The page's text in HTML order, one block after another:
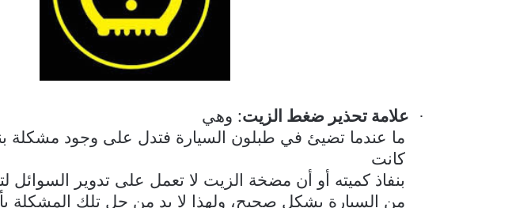
· علامة تحذير ضغط الزيت: وهي
ما عندما تضيئ في طبلون السيارة فتدل على وجود مشكلة
كانت
بنفاذ كميته أو أن مضخة الزيت لا تعمل على تدوير السوائل
من السيارة بشكل صحيح، ولهذا لا بد من حل تلك المشكلة